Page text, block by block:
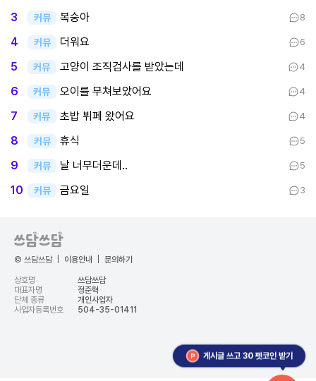
3 커뮤 복숭아 8
4 커뮤 더워요 6
5 커뮤 고양이 조직검사를 받았는데 4
6 커뮤 오이를 무쳐보았어요 4
7 커뮤 초밥 뷔페 왔어요 4
8 커뮤 휴식 5
9 커뮤 날 너무더운데.. 5
10 커뮤 금요일 3
게시글 쓰고 30 펫코인 받기
© 쓰담쓰담 이용안내 문의하기
상호명
쓰담쓰담
대표자명
정준혁
단체 종류
개인사업자
사업자등록번호
504-35-01411